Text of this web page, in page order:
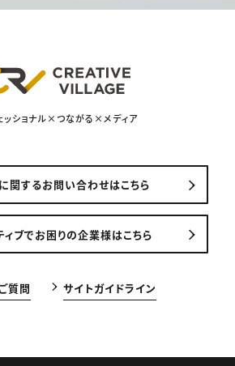
ッショナル×つながる×メディア
関するお問い合わせはこちら
ィブでお困りの企業様はこちら
質問 サイトガイドライン